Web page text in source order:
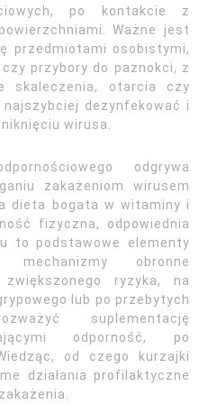
po kontakcie z
Ważne jest
przedmiotami osobistymi,
przybory do paznokci, z
skaleczenia, otarcia czy
dezynfekować i
wirusa.
odgrywa
zakażeniom wirusem
dieta bogata w witaminy i
fizyczna, odpowiednia
to podstawowe elementy
mechanizmy obronne
ryzyka, na
lub po przebytych
suplementację
odporność, po
od czego kurzajki
działania profilaktyczne